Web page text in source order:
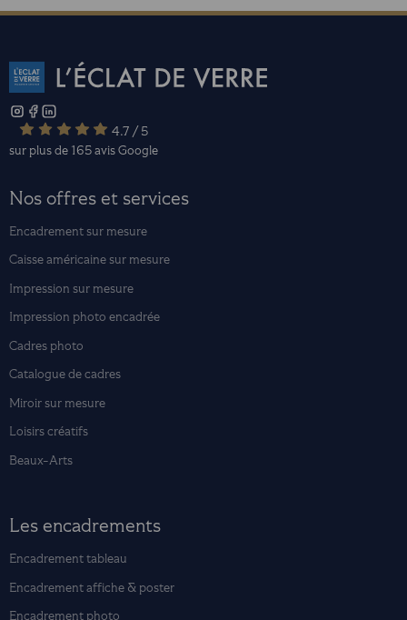
4.7 / 5
sur plus de 165 avisGoogle
Nos offres et services
Encadrement sur mesure
Caisse américaine sur mesure
Impression sur mesure
Impression photo encadrée
Cadres photo
Catalogue de cadres
Miroir sur mesure
Loisirs créatifs
Beaux-Arts
Les encadrements
Encadrement tableau
Encadrement affiche & poster
Encadrement photo